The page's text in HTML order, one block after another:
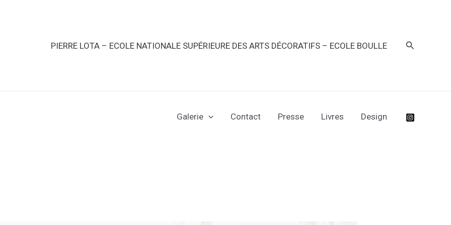
PIERRE LOTA – ECOLE NATIONALE SUPÉRIEURE DES ARTS DÉCORATIFS – ECOLE BOULLE
Galerie Contact Presse Livres Design